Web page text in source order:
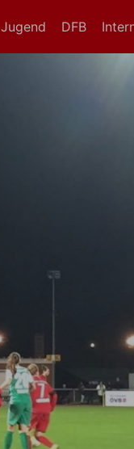
Jugend DFB